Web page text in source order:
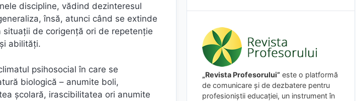
discipline, vădind dezinteresul
însă, atunci când se extinde
de corigență ori de repetenție
abilități.
psihosocial în care se
biologică – anumite boli,
școlară, irascibilitatea ori anumite
„Revista Profesorului” este o platformă
de comunicare și de dezbatere pentru
profesioniștii educației, un instrument în